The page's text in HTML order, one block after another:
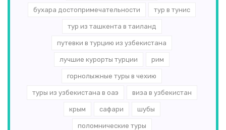
бухара достопримечательности тур в тунис
тур из ташкента в таиланд
путевки в турцию из узбекистана
лучшие курорты турции рим
горнолыжные туры в чехию
туры из узбекистана в оаэ виза в узбекистан
крым сафари шубы
поломнические туры